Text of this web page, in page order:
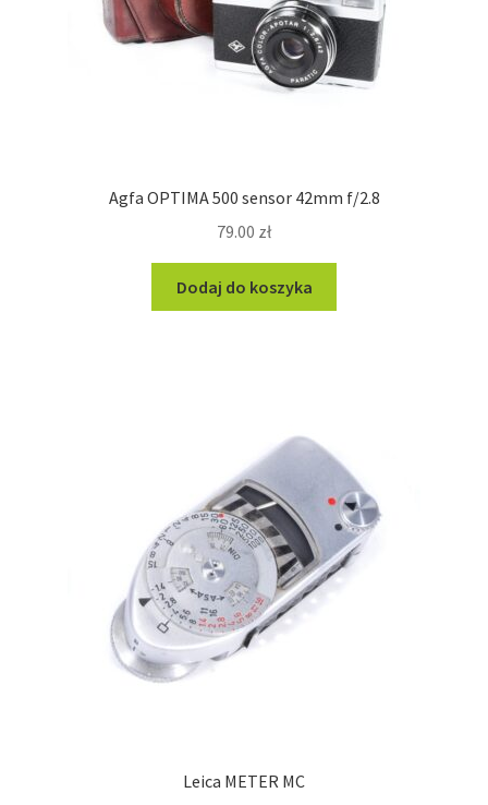
Agfa OPTIMA 500 sensor 42mm f/2.8
79.00 zł
Dodaj do koszyka
Leica METER MC